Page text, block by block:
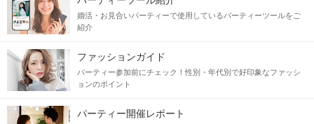
婚活・お見合いパーティーで使用しているパーティーツールをご
紹介
ファッションガイド
パーティー参加前にチェック！性別・年代別で好印象なファッシ
ョンのポイント
パーティー開催レポート